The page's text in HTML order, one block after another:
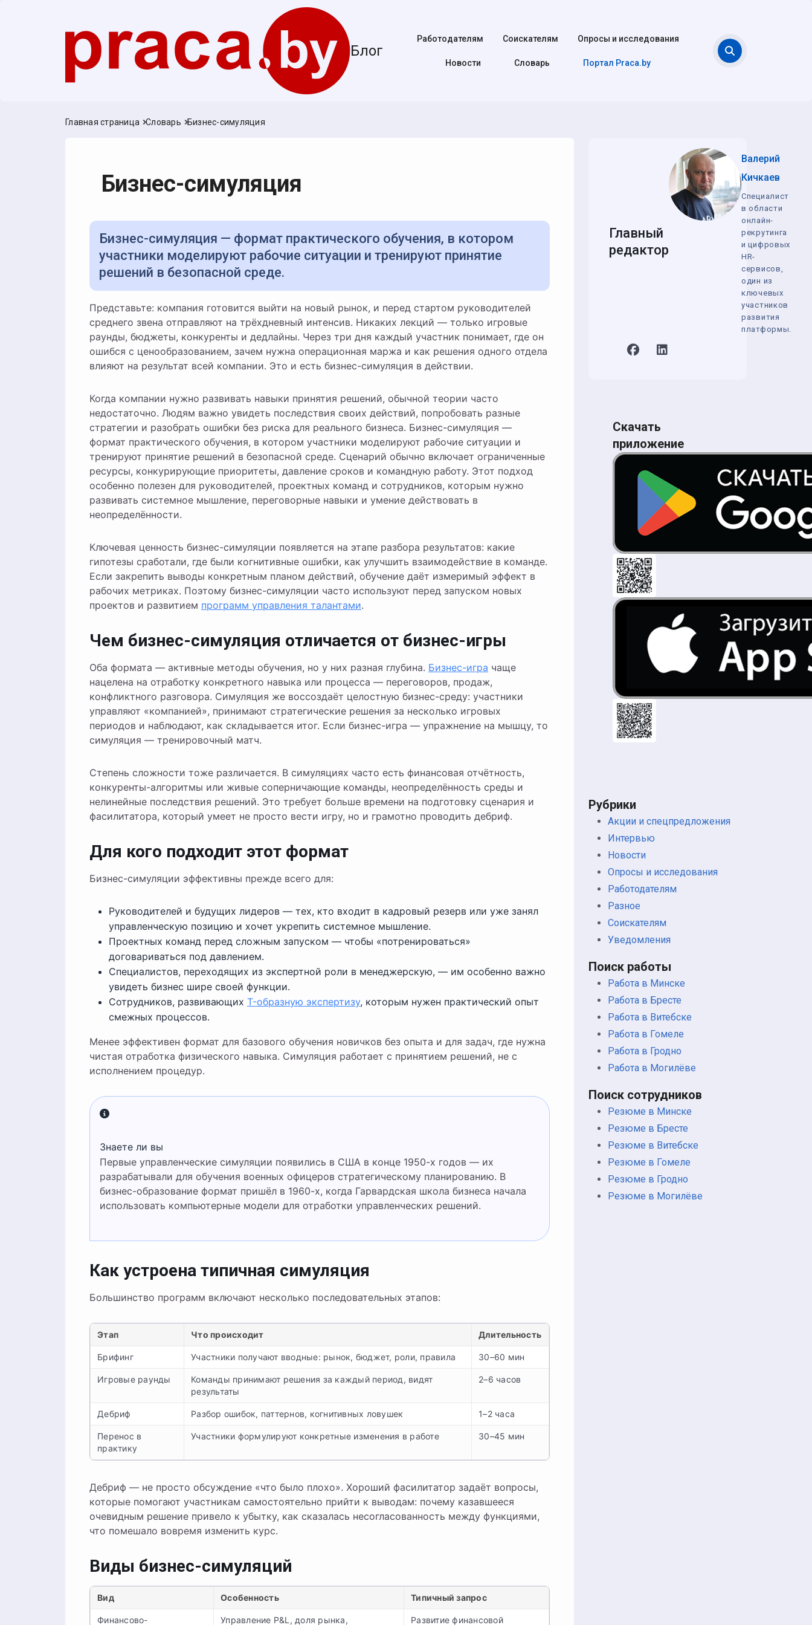
Блог
Работодателям Соискателям Опросы и исследования
Новости Cловарь Портал Praca.by
Главная страница Словарь Бизнес-симуляция
Бизнес-симуляция
Бизнес-симуляция — формат практического обучения, в котором
участники моделируют рабочие ситуации и тренируют принятие
решений в безопасной среде.
Представьте: компания готовится выйти на новый рынок, и перед стартом руководителей
среднего звена отправляют на трёхдневный интенсив. Никаких лекций — только игровые
раунды, бюджеты, конкуренты и дедлайны. Через три дня каждый участник понимает, где он
ошибся с ценообразованием, зачем нужна операционная маржа и как решения одного отдела
влияют на результат всей компании. Это и есть бизнес-симуляция в действии.
Когда компании нужно развивать навыки принятия решений, обычной теории часто
недостаточно. Людям важно увидеть последствия своих действий, попробовать разные
стратегии и разобрать ошибки без риска для реального бизнеса. Бизнес-симуляция —
формат практического обучения, в котором участники моделируют рабочие ситуации и
тренируют принятие решений в безопасной среде. Сценарий обычно включает ограниченные
ресурсы, конкурирующие приоритеты, давление сроков и командную работу. Этот подход
особенно полезен для руководителей, проектных команд и сотрудников, которым нужно
развивать системное мышление, переговорные навыки и умение действовать в
неопределённости.
Ключевая ценность бизнес-симуляции появляется на этапе разбора результатов: какие
гипотезы сработали, где были когнитивные ошибки, как улучшить взаимодействие в команде.
Если закрепить выводы конкретным планом действий, обучение даёт измеримый эффект в
рабочих метриках. Поэтому бизнес-симуляции часто используют перед запуском новых
проектов и развитием программ управления талантами.
Чем бизнес-симуляция отличается от бизнес-игры
Оба формата — активные методы обучения, но у них разная глубина. Бизнес-игра чаще
нацелена на отработку конкретного навыка или процесса — переговоров, продаж,
конфликтного разговора. Симуляция же воссоздаёт целостную бизнес-среду: участники
управляют «компанией», принимают стратегические решения за несколько игровых
периодов и наблюдают, как складывается итог. Если бизнес-игра — упражнение на мышцу, то
симуляция — тренировочный матч.
Степень сложности тоже различается. В симуляциях часто есть финансовая отчётность,
конкуренты-алгоритмы или живые соперничающие команды, неопределённость среды и
нелинейные последствия решений. Это требует больше времени на подготовку сценария и
фасилитатора, который умеет не просто вести игру, но и грамотно проводить дебриф.
Для кого подходит этот формат
Бизнес-симуляции эффективны прежде всего для:
Руководителей и будущих лидеров — тех, кто входит в кадровый резерв или уже занял
управленческую позицию и хочет укрепить системное мышление.
Проектных команд перед сложным запуском — чтобы «потренироваться»
договариваться под давлением.
Специалистов, переходящих из экспертной роли в менеджерскую, — им особенно важно
увидеть бизнес шире своей функции.
Сотрудников, развивающих T-образную экспертизу, которым нужен практический опыт
смежных процессов.
Менее эффективен формат для базового обучения новичков без опыта и для задач, где нужна
чистая отработка физического навыка. Симуляция работает с принятием решений, не с
исполнением процедур.
Знаете ли вы
Первые управленческие симуляции появились в США в конце 1950-х годов — их
разрабатывали для обучения военных офицеров стратегическому планированию. В
бизнес-образование формат пришёл в 1960-х, когда Гарвардская школа бизнеса начала
использовать компьютерные модели для отработки управленческих решений.
Как устроена типичная симуляция
Большинство программ включают несколько последовательных этапов:
Этап Что происходит Длительность
Брифинг Участники получают вводные: рынок, бюджет, роли, правила 30–60 мин
Игровые раунды
Команды принимают решения за каждый период, видят
результаты
2–6 часов
Дебриф Разбор ошибок, паттернов, когнитивных ловушек 1–2 часа
Перенос в
практику
Участники формулируют конкретные изменения в работе 30–45 мин
Дебриф — не просто обсуждение «что было плохо». Хороший фасилитатор задаёт вопросы,
которые помогают участникам самостоятельно прийти к выводам: почему казавшееся
очевидным решение привело к убытку, как сказалась несогласованность между функциями,
что помешало вовремя изменить курс.
Виды бизнес-симуляций
Вид Особенность Типичный запрос
Финансово- Управление P&L, доля рынка, Развитие финансовой
Главный
редактор
Валерий
Кичкаев
Специалист
в области
онлайн-
рекрутинга
и цифровых
HR-
сервисов,
один из
ключевых
участников
развития
платформы.
Скачать
приложение
Рубрики
Акции и спецпредложения
Интервью
Новости
Опросы и исследования
Работодателям
Разное
Соискателям
Уведомления
Поиск работы
Работа в Минске
Работа в Бресте
Работа в Витебске
Работа в Гомеле
Работа в Гродно
Работа в Могилёве
Поиск сотрудников
Резюме в Минске
Резюме в Бресте
Резюме в Витебске
Резюме в Гомеле
Резюме в Гродно
Резюме в Могилёве